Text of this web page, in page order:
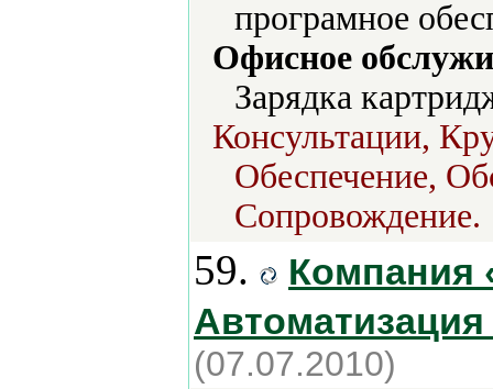
програмное
Офисное
Зарядка
Консультации,
Обеспечение,
Сопровождение.
59.
Компания
Автоматизация
(07.07.2010)